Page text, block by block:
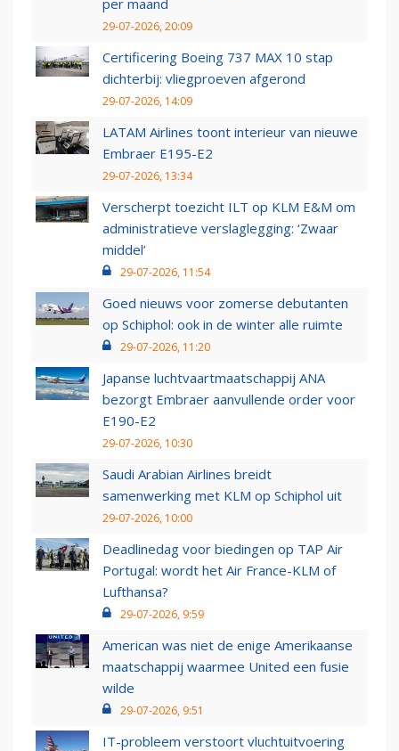
29-07-2026, 20:09
Certificering Boeing 737 MAX 10 stap
dichterbij: vliegproeven afgerond
29-07-2026, 14:09
LATAM Airlines toont interieur van nieuwe
Embraer E195-E2
29-07-2026, 13:34
Verscherpt toezicht ILT op KLM E&M om
administratieve verslaglegging: ‘Zwaar
middel’
29-07-2026, 11:54
Goed nieuws voor zomerse debutanten
op Schiphol: ook in de winter alle ruimte
29-07-2026, 11:20
Japanse luchtvaartmaatschappij ANA
bezorgt Embraer aanvullende order voor
E190-E2
29-07-2026, 10:30
Saudi Arabian Airlines breidt
samenwerking met KLM op Schiphol uit
29-07-2026, 10:00
Deadlinedag voor biedingen op TAP Air
Portugal: wordt het Air France-KLM of
Lufthansa?
29-07-2026, 9:59
American was niet de enige Amerikaanse
maatschappij waarmee United een fusie
wilde
29-07-2026, 9:51
IT-probleem verstoort vluchtuitvoering